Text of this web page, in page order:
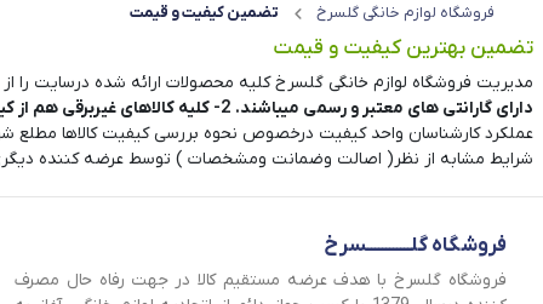
خرد کن و غذاساز
سرمایش و گرمایش
شستشو و نظافت
نوشیدنی ساز
ابزار آشپزی
انواع کارد
ظروف پخت و پز
تهیه و سرو چای و قهوه
سوفله خوری
سرو میوه و
سینی پذیرایی
فروشگاه لوازم خانگی گلسرخ تضمین کیفیت و قیمت
تضمین بهترین کیفیت و قیمت
مدیریت فروشگاه لوازم خانگی گلسرخ کلیه محصولات ارائه شده درسایت
دارای گارانتی های معتبر و رسمی میباشند. 2- کلیه کالاهای غیربرقی هم از کیفیت قابل قبول برخوردار بوده و بعداز تست کیفیت توسط کارشناسان واحد تضمین کیفیت سایت در معرض فروش قرار میگیرند.
عملکرد کارشناسان واحد کیفیت درخصوص نحوه بررسی کیفیت کالاها
شرایط مشابه از نظر( اصالت وضمانت ومشخصات ) توسط عرضه کننده
فروشگاه گلــــــــــــسرخ
فروشگاه گلسرخ با هدف عرضه مستقیم کالا در جهت رفاه حال مصرف